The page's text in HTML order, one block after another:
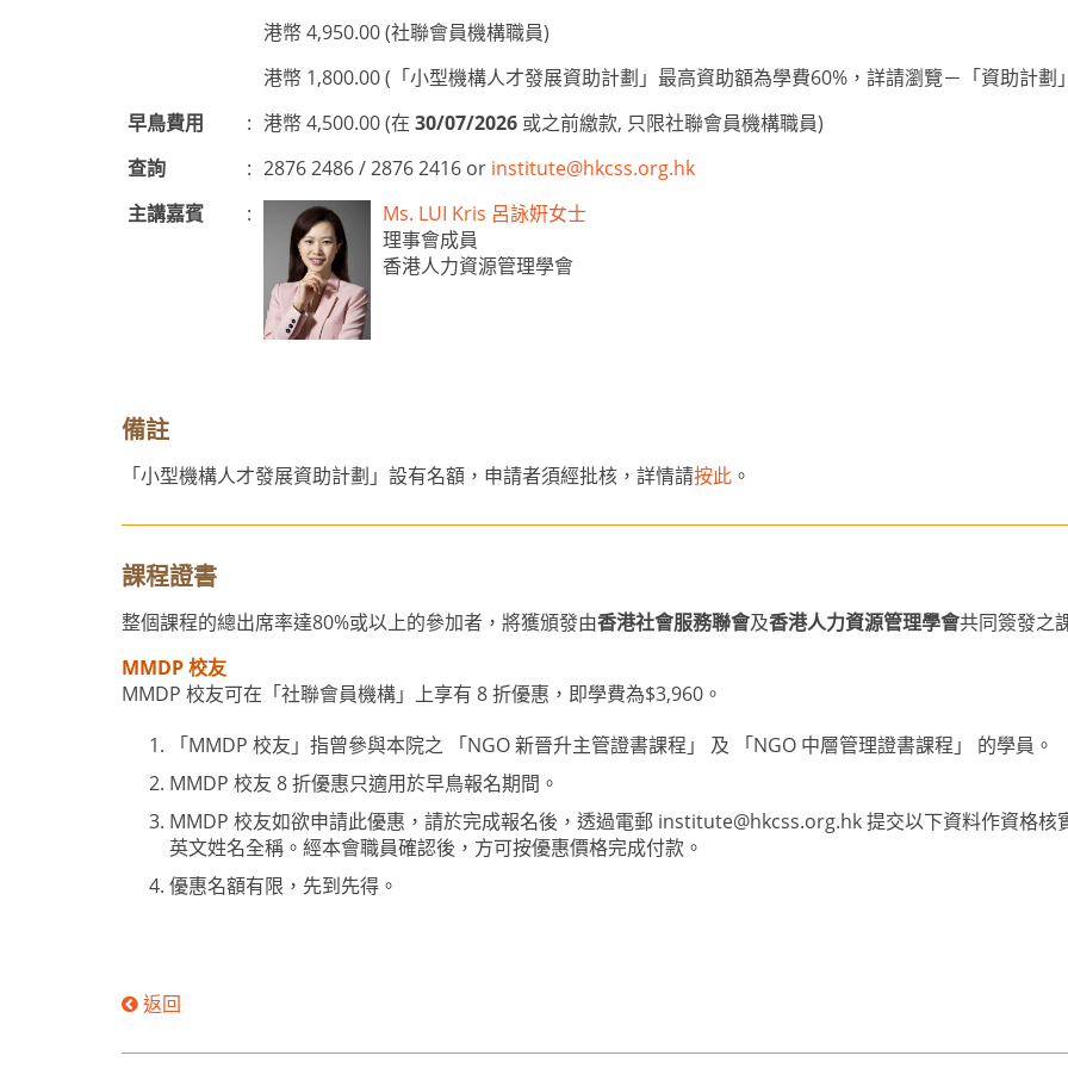
港幣 4,950.00 (社聯會員機構職員)
港幣 1,800.00 (「小型機構人才發展資助計劃」最高資助額為學費60%，詳請瀏覽－「資助計劃
早鳥費用
: 港幣 4,500.00 (在 30/07/2026 或之前繳款, 只限社聯會員機構職員)
查詢
: 2876 2486 / 2876 2416 or institute@hkcss.org.hk
主講嘉賓
:
Ms. LUI Kris 呂詠姸女士
理事會成員
香港人力資源管理學會
備註
「小型機構人才發展資助計劃」設有名額，申請者須經批核，詳情請按此 。
課程證書
整個課程的總出席率達80%或以上的參加者，將獲頒發由香港社會服務聯會及香港人力資源管理學會共同簽發之
MMDP 校友
MMDP 校友可在「社聯會員機構」上享有 8 折優惠，即學費為$3,960。
「MMDP 校友」指曾參與本院之 「NGO 新晉升主管證書課程」 及 「NGO 中層管理證書課程」 的學員。
MMDP 校友 8 折優惠只適用於早鳥報名期間。
MMDP 校友如欲申請此優惠，請於完成報名後，透過電郵 institute@hkcss.org.hk提交以下資料作資格核
英文姓名全稱。經本會職員確認後，方可按優惠價格完成付款。
優惠名額有限，先到先得。
返回